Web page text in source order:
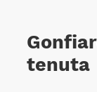
tenuta